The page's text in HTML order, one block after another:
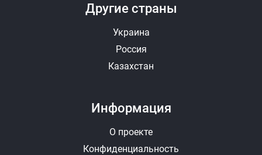
Другие страны
Украина
Россия
Казахстан
Информация
О проекте
Конфиденциальность